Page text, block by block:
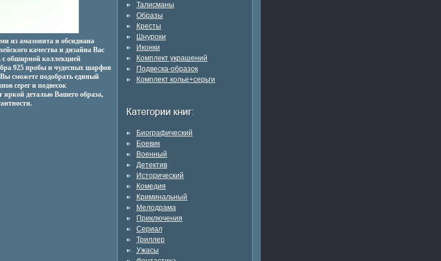
из амазонита и обсидиана
качества и дизайна Вас
с обширной коллекцией
925 пробы и чудесных шарфов
сможете подобрать единый
серег и подвесок
яркой деталью Вашего образа,
Талисманы
Образы
Кресты
Шнуроки
Иконки
Комплект украшений
Подвеска-образок
Комплект колье+серьги
Биографический
Боевик
Военный
Детектив
Исторический
Комедия
Криминальный
Мелодрама
Приключения
Сериал
Триллер
Ужасы